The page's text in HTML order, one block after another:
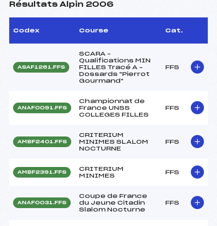
Résultats Alpin 2006
Codex Course Cat.
ASAF1261.FFS
SCARA –
Qualifications MIN
FILLES Tracé A –
Dossards "Pierrot
Gourmand"
FFS
ANAF0091.FFS
Championnat de
France UNSS
COLLEGES FILLES
FFS
AMBF2401.FFS
CRITERIUM
MINIMES SLALOM
NOCTURNE
FFS
AMBF2391.FFS
CRITERIUM
MINIMES
FFS
ANAF0031.FFS
Coupe de France
du Jeune Citadin
Slalom Nocturne
FFS